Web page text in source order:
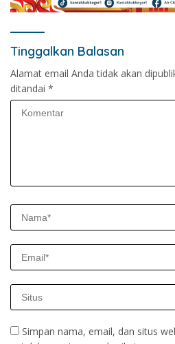
Tinggalkan Balasan
Alamat email Anda tidak akan
ditandai *
Simpan nama, email, dan situs